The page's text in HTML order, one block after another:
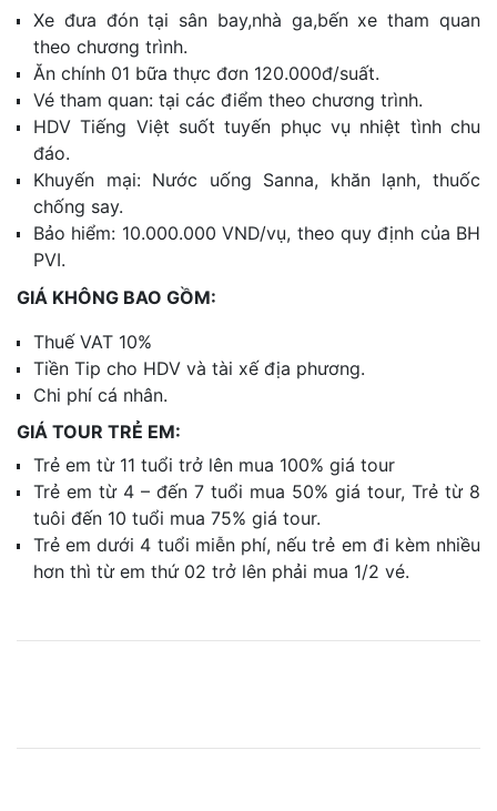
Xe đưa đón tại sân bay,nhà ga,bến xe tham quan
theo chương trình.
Ăn chính 01 bữa thực đơn 120.000đ/suất.
Vé tham quan: tại các điểm theo chương trình.
HDV Tiếng Việt suốt tuyến phục vụ nhiệt tình chu
đáo.
Khuyến mại: Nước uống Sanna, khăn lạnh, thuốc
chống say.
Bảo hiểm: 10.000.000 VND/vụ, theo quy định của BH
PVI.
GIÁ KHÔNG BAO GỒM:
Thuế VAT 10%
Tiền Tip cho HDV và tài xế địa phương.
Chi phí cá nhân.
GIÁ TOUR TRẺ EM:
Trẻ em từ 11 tuổi trở lên mua 100% giá tour
Trẻ em từ 4 – đến 7 tuổi mua 50% giá tour, Trẻ từ 8
tuôi đến 10 tuổi mua 75% giá tour.
Trẻ em dưới 4 tuổi miễn phí, nếu trẻ em đi kèm nhiều
hơn thì từ em thứ 02 trở lên phải mua 1/2 vé.